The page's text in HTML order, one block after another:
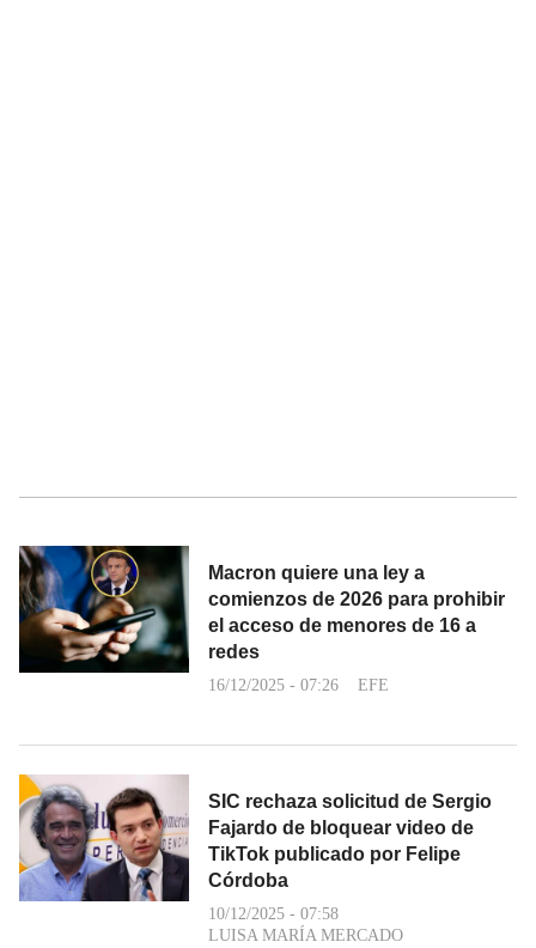
Macron quiere una ley a
comienzos de 2026 para prohibir
el acceso de menores de 16 a
redes
16/12/2025 - 07:26 EFE
SIC rechaza solicitud de Sergio
Fajardo de bloquear video de
TikTok publicado por Felipe
Córdoba
10/12/2025 - 07:58
LUISA MARÍA MERCADO